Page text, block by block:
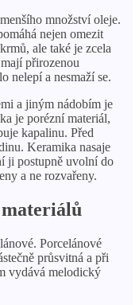
množství oleje.
nejen omezit
ale také je zcela
přirozenou
nelepí a nesmaží se.
a jiným nádobím je
je porézní materiál,
kapalinu. Před
Keramika nasaje
ji postupně uvolní do
a ne rozvařeny.
Porcelánové
průsvitná a při
vydává melodický